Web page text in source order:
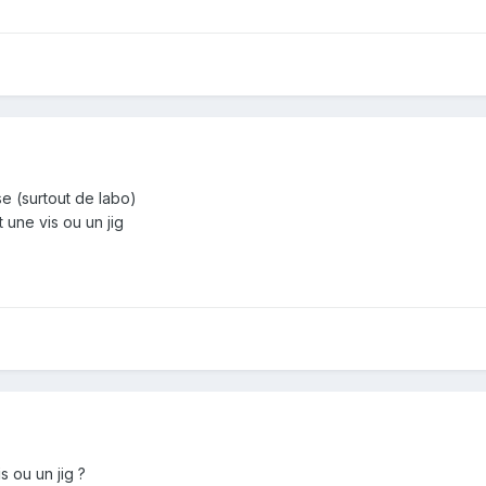
(surtout de labo)
une vis ou un jig
ou un jig ?